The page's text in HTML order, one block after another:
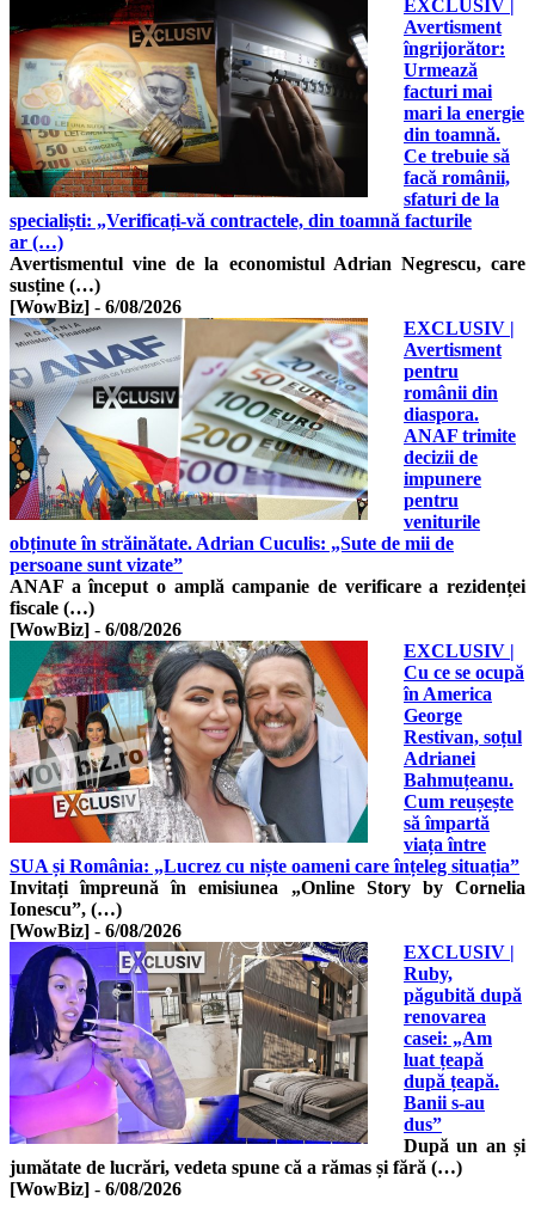
EXCLUSIV |
Avertisment
îngrijorător:
Urmează
facturi mai
mari la energie
din toamnă.
Ce trebuie să
facă românii,
sfaturi de la
specialiști: „Verificați-vă contractele, din toamnă facturile
ar (…)
Avertismentul vine de la economistul Adrian Negrescu, care
susține (…)
[WowBiz] - 6/08/2026
EXCLUSIV |
Avertisment
pentru
românii din
diaspora.
ANAF trimite
decizii de
impunere
pentru
veniturile
obținute în străinătate. Adrian Cuculis: „Sute de mii de
persoane sunt vizate”
ANAF a început o amplă campanie de verificare a rezidenței
fiscale (…)
[WowBiz] - 6/08/2026
EXCLUSIV |
Cu ce se ocupă
în America
George
Restivan, soțul
Adrianei
Bahmuțeanu.
Cum reușește
să împartă
viața între
SUA și România: „Lucrez cu niște oameni care înțeleg situația”
Invitați împreună în emisiunea „Online Story by Cornelia
Ionescu”, (…)
[WowBiz] - 6/08/2026
EXCLUSIV |
Ruby,
păgubită după
renovarea
casei: „Am
luat țeapă
după țeapă.
Banii s-au
dus”
După un an și
jumătate de lucrări, vedeta spune că a rămas și fără (…)
[WowBiz] - 6/08/2026